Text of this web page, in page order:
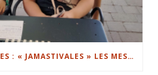
CARREFOUR ESTIVALES : « JAMASTIVALES » LES MESSINS PRENNENT LE MICRO !